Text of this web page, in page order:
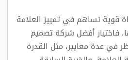
قوية تساهم في تمييز العلامة
فاختيار أفضل شركة تصميم
في عدة معايير، مثل القدرة